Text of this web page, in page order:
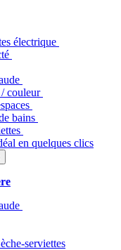
électrique
/ couleur
bains
en quelques clics
serviettes